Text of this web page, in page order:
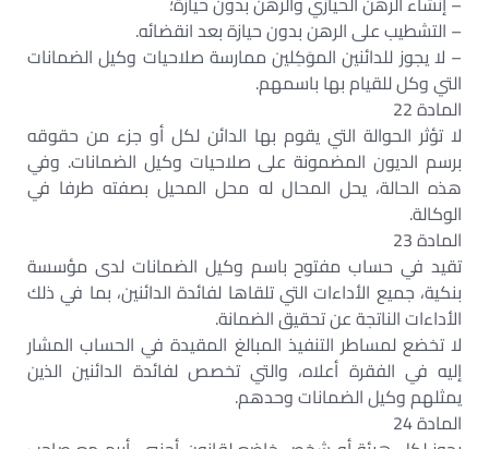
– التشطيب على الرهن بدون حيازة بعد انقضائه.
– لا يجوز للدائنين الموَكِلين ممارسة صلاحيات وكيل الضمانات
التي وكل للقيام بها باسمهم.
المادة 22
لا تؤثر الحوالة التي يقوم بها الدائن لكل أو جزء من حقوقه
برسم الديون المضمونة على صلاحيات وكيل الضمانات. وفي
هذه الحالة، يحل المحال له محل المحيل بصفته طرفا في
الوكالة.
المادة 23
تقيد في حساب مفتوح باسم وكيل الضمانات لدى مؤسسة
بنكية، جميع الأداءات التي تلقاها لفائدة الدائنين، بما في ذلك
الأداءات الناتجة عن تحقيق الضمانة.
لا تخضع لمساطر التنفيذ المبالغ المقيدة في الحساب المشار
إليه في الفقرة أعلاه، والتي تخصص لفائدة الدائنين الذين
يمثلهم وكيل الضمانات وحدهم.
المادة 24